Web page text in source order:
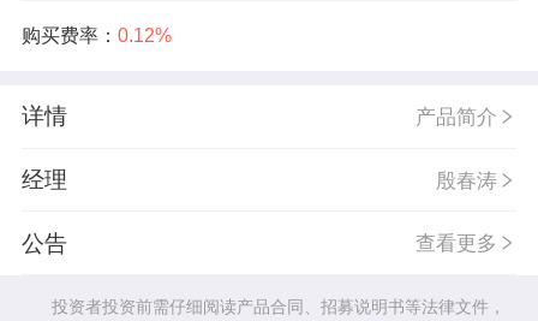
购买费率： 0.12%
详情 产品简介
经理 殷春涛
公告 查看更多
投资者投资前需仔细阅读产品合同、招募说明书等法律文件，